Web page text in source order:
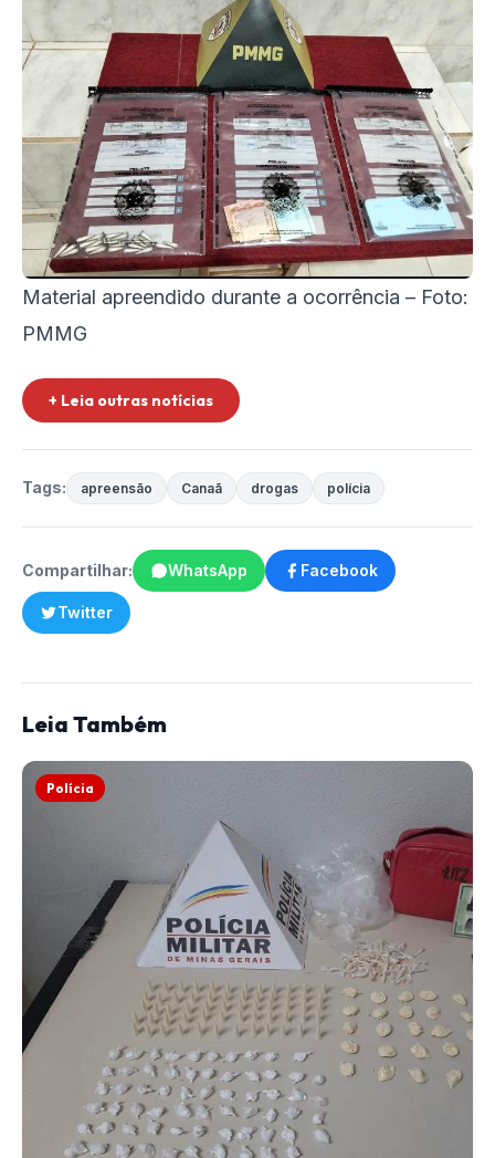
Material apreendido durante a ocorrência – Foto:
PMMG
+ Leia outras notícias
Tags: apreensão Canaã drogas polícia
Compartilhar: WhatsApp Facebook
Twitter
Leia Também
Polícia